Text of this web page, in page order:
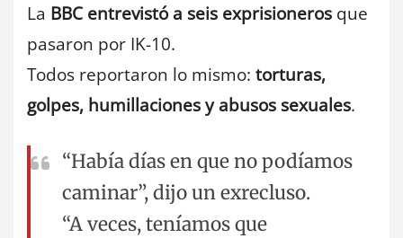
La BBC entrevistó a seis exprisioneros que
pasaron por IK-10.
Todos reportaron lo mismo: torturas,
golpes, humillaciones y abusos sexuales.
“Había días en que no podíamos
caminar”, dijo un exrecluso.
“A veces, teníamos que